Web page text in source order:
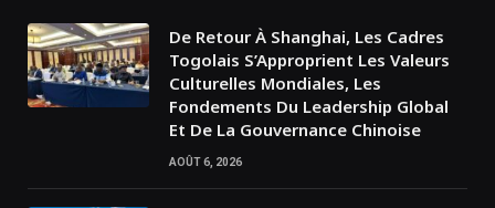
De Retour À Shanghai, Les Cadres
Togolais S’Approprient Les Valeurs
Culturelles Mondiales, Les
Fondements Du Leadership Global
Et De La Gouvernance Chinoise
AOÛT 6, 2026